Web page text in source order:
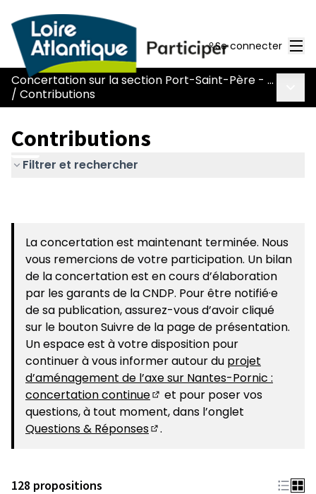
Se connecter
Concertation sur la section Port-Saint-Père - Le Pont Béranger de la route Nantes-Pornic
/ Contributions
Contributions
Filtrer et rechercher
La concertation est maintenant terminée. Nous
vous remercions de votre participation. Un bilan
de la concertation est en cours d’élaboration
par les garants de la CNDP. Pour être notifié·e
de sa publication, assurez-vous d’avoir cliqué
sur le bouton Suivre de la page de présentation.
Un espace est à votre disposition pour
continuer à vous informer autour du projet
d’aménagement de l’axe sur Nantes-Pornic :
concertation continue
(S'ouvre dans un nouvel
et pour poser vos
questions, à tout moment, dans l’onglet
Questions & Réponses
.
128 propositions